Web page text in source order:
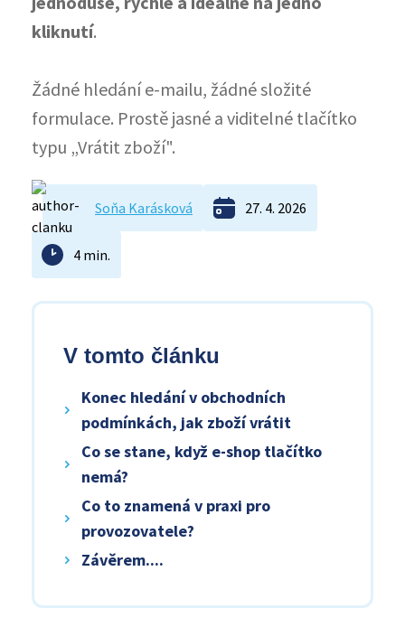
kliknutí.
Žádné hledání e-mailu, žádné složité
formulace. Prostě jasné a viditelné tlačítko
typu „Vrátit zboží".
Soňa Karásková 27. 4. 2026
4 min.
V tomto článku
Konec hledání v obchodních
podmínkách, jak zboží vrátit
Co se stane, když e-shop tlačítko
nemá?
Co to znamená v praxi pro
provozovatele?
Závěrem....